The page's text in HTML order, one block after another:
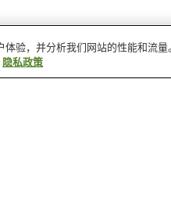
体验，并分析我们网站的性能和流
隐私政策